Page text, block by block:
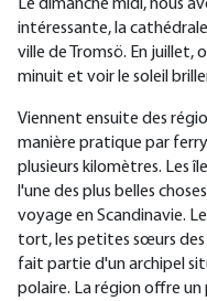
Le dimanche midi, nous
intéressante, la
ville de Tromsö. En juillet,
minuit et voir le soleil
Viennent ensuite des
manière pratique par
plusieurs kilomètres. Les
l'une des plus belles
voyage en Scandinavie.
tort, les petites sœurs
fait partie d'un archipel
polaire. La région offre